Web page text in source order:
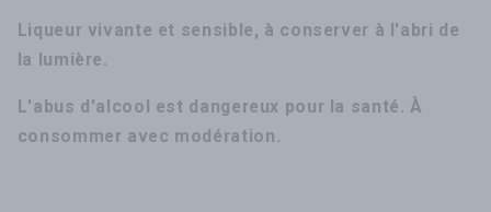
Liqueur vivante et sensible, à conserver à l'abri de
la lumière.
L'abus d'alcool est dangereux pour la santé. À
consommer avec modération.